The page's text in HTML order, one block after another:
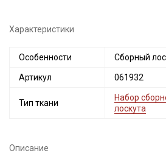
Характеристики
Особенности Сборный
Артикул 061932
Тип ткани
Набор
лоскута
Описание
Мы публикуем здесь
промокоды и скидки до
категории